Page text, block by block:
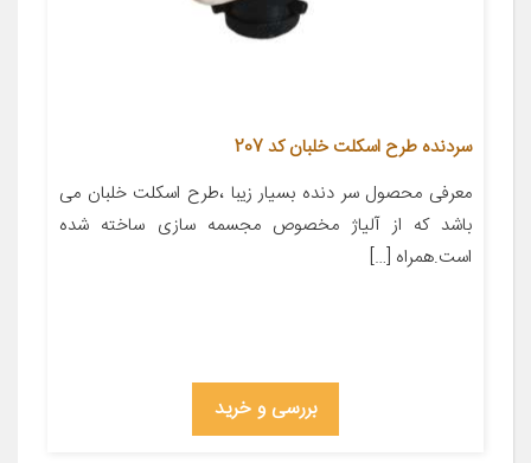
سردنده طرح اسکلت خلبان کد 207
معرفی محصول سر دنده بسیار زیبا ،طرح اسکلت خلبان می
باشد که از آلیاژ مخصوص مجسمه سازی ساخته شده
است.همراه […]
بررسی و خرید